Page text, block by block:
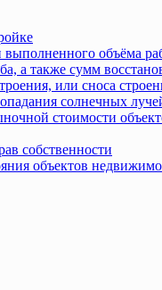
объёма
а также сумм
или сноса
солнечных
стоимости
собственности
объектов